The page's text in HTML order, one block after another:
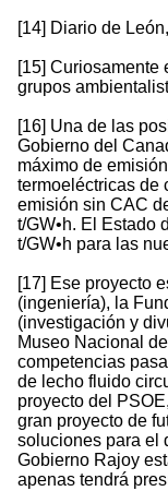
[14] Diario de
[15] Curiosamente
grupos
[16] Una de las
Gobierno del
máximo de
termoeléctricas de
emisión sin CAC
t/GW•h. El Estado
t/GW•h para las
[17] Ese proyecto
(ingeniería), la
(investigación y
Museo Nacional
competencias
de lecho fluido
proyecto del
gran proyecto de
soluciones para el
Gobierno Rajoy
apenas tendrá